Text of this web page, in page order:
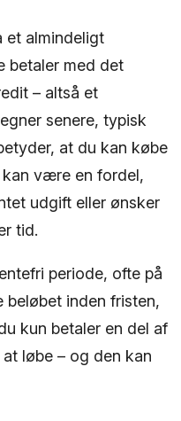
et almindeligt
betaler med det
– altså et
senere, typisk
at du kan købe
være en fordel,
udgift eller ønsker
tid.
periode, ofte på
beløbet inden fristen,
kun betaler en del af
løbe – og den kan